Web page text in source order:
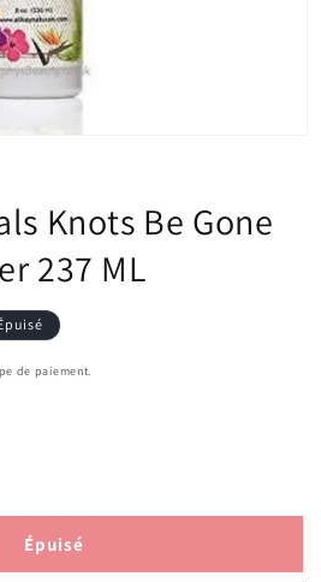
Knots Be Gone
237 ML
de paiement.
Épuisé